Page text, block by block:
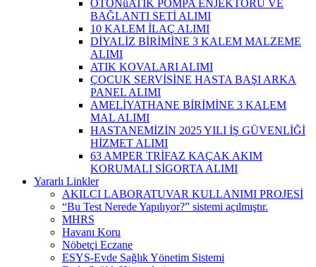
OTONüATİK POMPA ENJEKTÖRÜ VE
BAĞLANTI SETİ ALIMI
10 KALEM İLAÇ ALIMI
DİYALİZ BİRİMİNE 3 KALEM MALZEME
ALIMI
ATIK KOVALARI ALIMI
ÇOCUK SERVİSİNE HASTA BAŞI ARKA
PANEL ALIMI
AMELİYATHANE BİRİMİNE 3 KALEM
MAL ALIMI
HASTANEMİZİN 2025 YILI İŞ GÜVENLİĞİ
HİZMET ALIMI
63 AMPER TRİFAZ KAÇAK AKIM
KORUMALI SİGORTA ALIMI
Yararlı Linkler
AKILCI LABORATUVAR KULLANIMI PROJESİ
“Bu Test Nerede Yapılıyor?” sistemi açılmıştır.
MHRS
Havanı Koru
Nöbetçi Eczane
ESYS-Evde Sağlık Yönetim Sistemi